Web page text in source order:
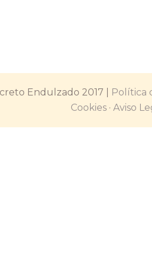
Endulzado 2017 | Política
Cookies· Aviso